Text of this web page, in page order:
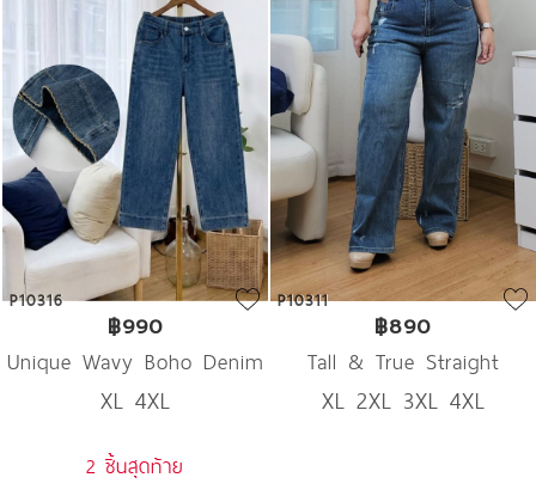
P10316
฿990
Unique Wavy Boho Denim
XL 4XL
2 ชิ้นสุดท้าย
P10311
฿890
Tall & True Straight
Denim
XL 2XL 3XL 4XL